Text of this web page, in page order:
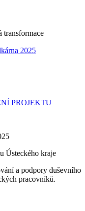
transformace
2025
PROJEKTU
Ústeckého kraje
a podpory duševního
pracovníků.